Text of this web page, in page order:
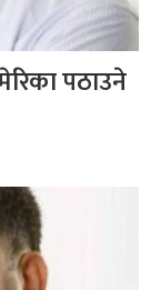
पठाउने